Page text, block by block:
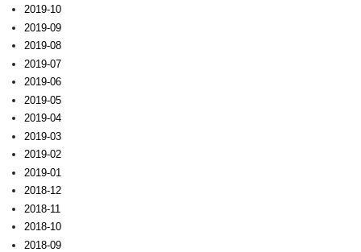
2019-10
2019-09
2019-08
2019-07
2019-06
2019-05
2019-04
2019-03
2019-02
2019-01
2018-12
2018-11
2018-10
2018-09